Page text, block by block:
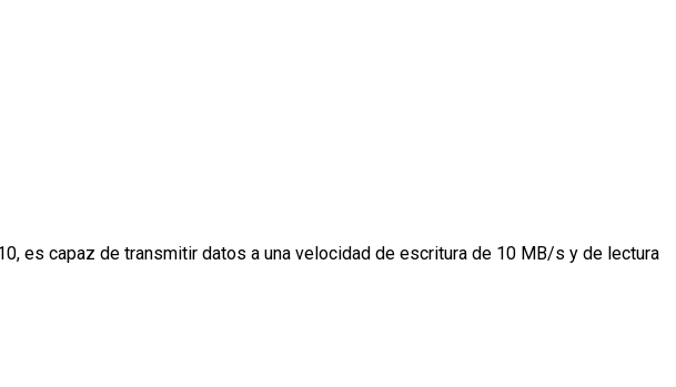
es capaz de transmitir datos a una velocidad de escritura de 10 MB/s y de lectura